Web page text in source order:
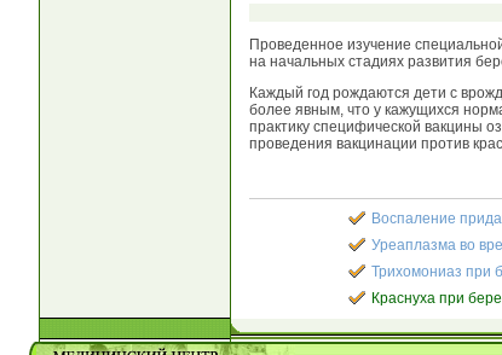
Проведенное изучение
на начальных стадиях развития
Каждый год рождаются дети с
более явным, что у кажущихся
практику специфической вакцины
проведения вакцинации против
Воспаление
Уреаплазма во
Трихомониаз при
Краснуха при